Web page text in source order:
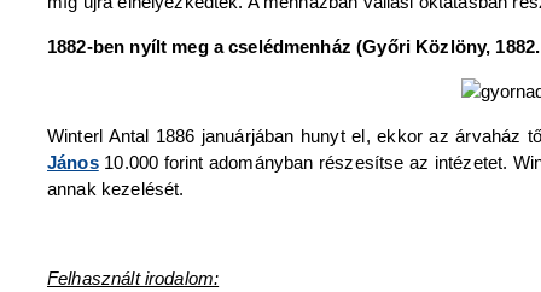
1882-ben nyílt meg a cselédmenház (Győri Közlöny,
Winterl Antal 1886 januárjában hunyt el, ekkor az
János10.000 forint adományban részesítse az intézetet.
annak kezelését.
Felhasznált irodalom: